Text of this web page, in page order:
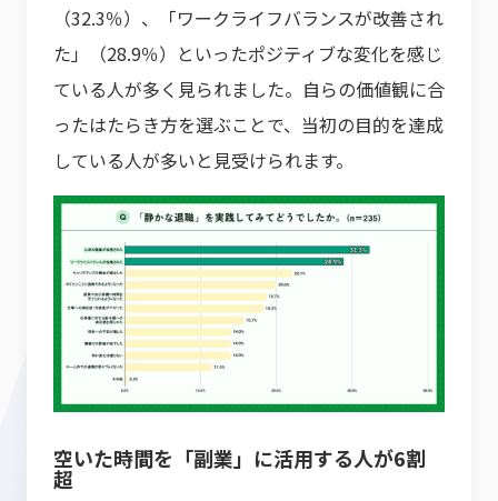
（32.3％）、「ワークライフバランスが改善され
た」（28.9％）といったポジティブな変化を感じ
ている人が多く見られました。自らの価値観に合
ったはたらき方を選ぶことで、当初の目的を達成
している人が多いと見受けられます。
空いた時間を「副業」に活用する人が6割
超